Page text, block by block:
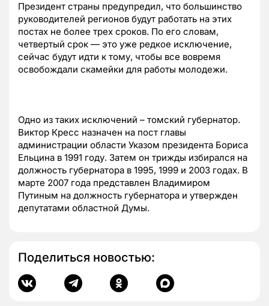
Президент страны предупредил, что большинство
руководителей регионов будут работать на этих
постах не более трех сроков. По его словам,
четвертый срок — это уже редкое исключение,
сейчас будут идти к тому, чтобы все вовремя
освобождали скамейки для работы молодежи.
Одно из таких исключений – томский губернатор.
Виктор Кресс назначен на пост главы
администрации области Указом президента Бориса
Ельцина в 1991 году. Затем он трижды избирался на
должность губернатора в 1995, 1999 и 2003 годах. В
марте 2007 года представлен Владимиром
Путиным на должность губернатора и утвержден
депутатами областной Думы.
Поделиться новостью: